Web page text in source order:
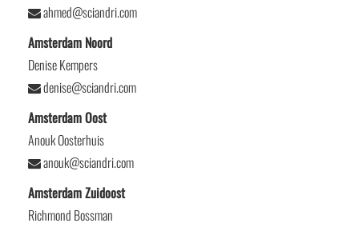
ahmed@sciandri.com
Amsterdam Noord
Denise Kempers
denise@sciandri.com
Amsterdam Oost
Anouk Oosterhuis
anouk@sciandri.com
Amsterdam Zuidoost
Richmond Bossman